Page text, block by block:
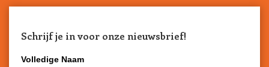
Schrijf je in voor onze nieuwsbrief!
Volledige Naam